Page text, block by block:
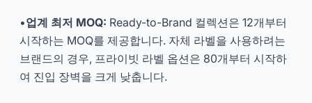
•업계 최저 MOQ: Ready-to-Brand 컬렉션은 12개부터
시작하는 MOQ를 제공합니다. 자체 라벨을 사용하려는
브랜드의 경우, 프라이빗 라벨 옵션은 80개부터 시작하
여 진입 장벽을 크게 낮춥니다.